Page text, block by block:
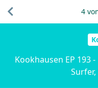
Kookhausen EP 193
4